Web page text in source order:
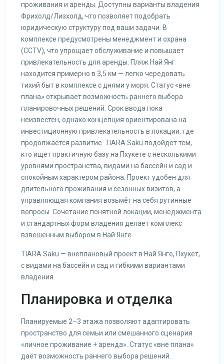
проживания и аренды. Доступны варианты владения
Фрихолд/Лизхолд, что позволяет подобрать
юридическую структуру под ваши задачи. В
комплексе предусмотрены менеджмент и охрана
(CCTV), что упрощает обслуживание и повышает
привлекательность для аренды. Пляж Най Янг
находится примерно в 3,5 км — легко чередовать
тихий быт в комплексе с днями у моря. Статус «вне
плана» открывает возможность раннего выбора
планировочных решений. Срок ввода пока
неизвестен, однако концепция ориентирована на
инвестиционную привлекательность в локации, где
продолжается развитие. TIARA Saku подойдёт тем,
кто ищет практичную базу на Пхукете с несколькими
уровнями пространства, видами на бассейн и сад и
спокойным характером района. Проект удобен для
длительного проживания и сезонных визитов, а
управляющая компания возьмёт на себя рутинные
вопросы. Сочетание понятной локации, менеджмента
и стандартных форм владения делает комплекс
взвешенным выбором в Най Янге.
TIARA Saku — внеплановый проект в Най Янге, Пхукет,
с видами на бассейн и сад и гибкими вариантами
владения.
Планировка и отделка
Планируемые 2–3 этажа позволяют адаптировать
пространство для семьи или смешанного сценария
«личное проживание + аренда». Статус «вне плана»
даёт возможность раннего выбора решений.